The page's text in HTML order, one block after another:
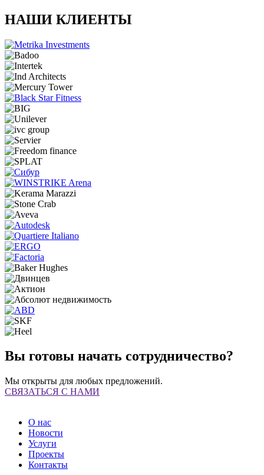
НАШИ КЛИЕНТЫ
Вы готовы начать сотрудничество?
Мы открыты для любых предложений.
СВЯЗАТЬСЯ С НАМИ
О нас
Новости
Услуги
Проекты
Контакты